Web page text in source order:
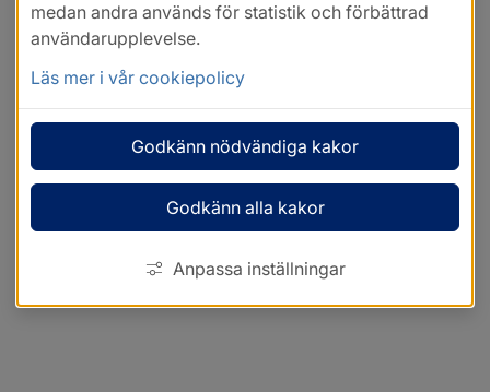
medan andra används för statistik och förbättrad
användarupplevelse.
Läs mer i vår cookiepolicy
Godkänn nödvändiga kakor
Godkänn alla kakor
Anpassa inställningar